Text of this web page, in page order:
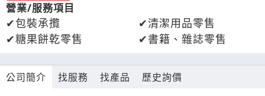
營業/服務項目
包裝承攬
清潔用品零售
糖果餅乾零售
書籍、雜誌零售
公司簡介 找服務 找產品 歷史詢價